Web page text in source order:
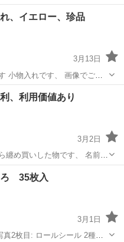
ラッピング用品
、イエロー、珍品
3月13日
ラッピング用品
、利用価値あり
3月2日
ガム
ださい、 このかごで買い物してますが便利です、
ラッピング用品
ろ 35枚入
3月1日